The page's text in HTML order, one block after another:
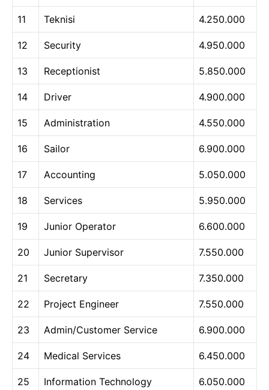
11 Teknisi 4.250.000
12 Security 4.950.000
13 Receptionist 5.850.000
14 Driver 4.900.000
15 Administration 4.550.000
16 Sailor 6.900.000
17 Accounting 5.050.000
18 Services 5.950.000
19 Junior Operator 6.600.000
20 Junior Supervisor 7.550.000
21 Secretary 7.350.000
22 Project Engineer 7.550.000
23 Admin/Customer Service 6.900.000
24 Medical Services 6.450.000
25 Information Technology 6.050.000